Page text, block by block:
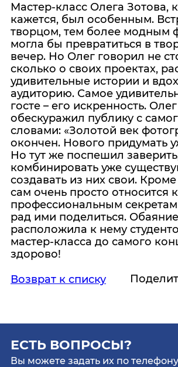
Мастер-класс Олега Зотова,
кажется, был особенным.
творцом, тем более модным
могла бы превратиться в
вечер. Но Олег говорил не
сколько о своих проектах,
удивительные истории и
аудиторию. Самое
госте – его искренность. Олег
обескуражил публику с
словами: «Золотой век
окончен. Нового придумать
Но тут же поспешил
комбинировать уже
создавать из них свои. Кроме
сам очень просто относится
профессиональным секретам
рад ими поделиться.
расположила к нему
мастер-класса до самого
здорово!
Возврат к списку
ЕСТЬ ВОПРОСЫ?
Вы можете задать их по телефону